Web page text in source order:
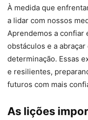
À medida que
a lidar com nossos
Aprendemos a confiar
obstáculos e a
determinação. Essas
e resilientes,
futuros com mais
As lições